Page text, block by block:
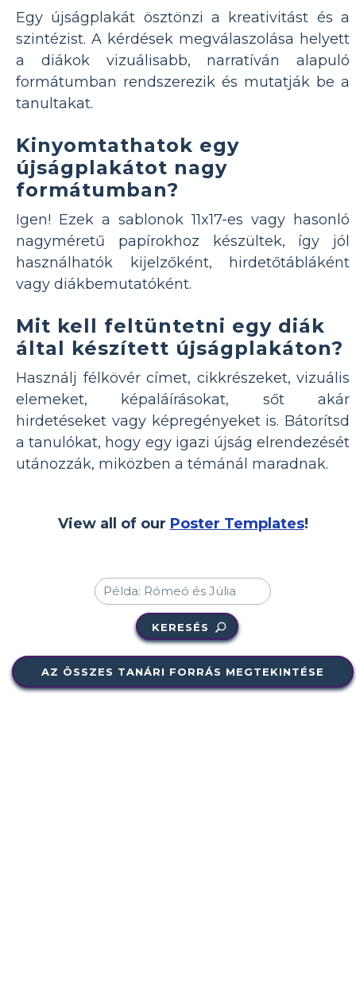
Egy újságplakát ösztönzi a kreativitást és a
szintézist. A kérdések megválaszolása helyett
a diákok vizuálisabb, narratíván alapuló
formátumban rendszerezik és mutatják be a
tanultakat.
Kinyomtathatok egy
újságplakátot nagy
formátumban?
Igen! Ezek a sablonok 11x17-es vagy hasonló
nagyméretű papírokhoz készültek, így jól
használhatók kijelzőként, hirdetőtábláként
vagy diákbemutatóként.
Mit kell feltüntetni egy diák
által készített újságplakáton?
Használj félkövér címet, cikkrészeket, vizuális
elemeket, képaláírásokat, sőt akár
hirdetéseket vagy képregényeket is. Bátorítsd
a tanulókat, hogy egy igazi újság elrendezését
utánozzák, miközben a témánál maradnak.
View all of our Poster Templates!
KERESÉS
AZ ÖSSZES TANÁRI FORRÁS MEGTEKINTÉSE